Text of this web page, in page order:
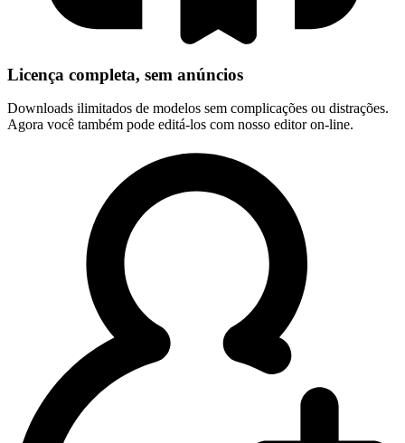
Licença completa, sem anúncios
Downloads ilimitados de modelos sem complicações ou distrações.
Agora você também pode editá-los com nosso editor on-line.